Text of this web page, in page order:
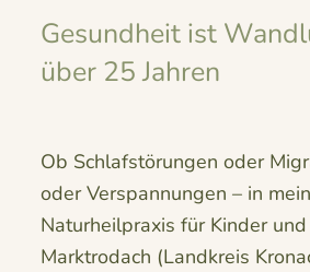
Gesundheit ist
über 25 Jahren
Ob Schlafstörungen oder
oder Verspannungen – in
Naturheilpraxis für Kinder
Marktrodach (Landkreis